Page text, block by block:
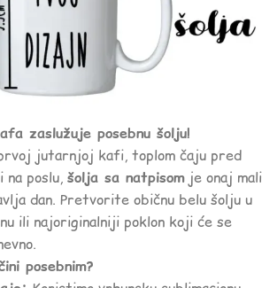
zaslužuje posebnu šolju!
jutarnjoj kafi, toplom čaju pred
na poslu, šolja sa natpisomje onaj mali
dan. Pretvorite običnu belu šolju u
ili najoriginalniji poklon koji će se
posebnim?